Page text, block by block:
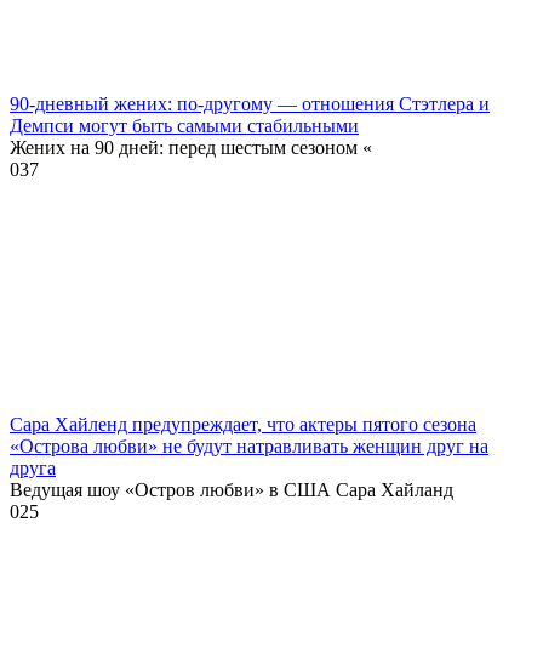
90-дневный жених: по-другому — отношения Стэтлера и
Демпси могут быть самыми стабильными
Жених на 90 дней: перед шестым сезоном «
037
Сара Хайленд предупреждает, что актеры пятого сезона
«Острова любви» не будут натравливать женщин друг на
друга
Ведущая шоу «Остров любви» в США Сара Хайланд
025